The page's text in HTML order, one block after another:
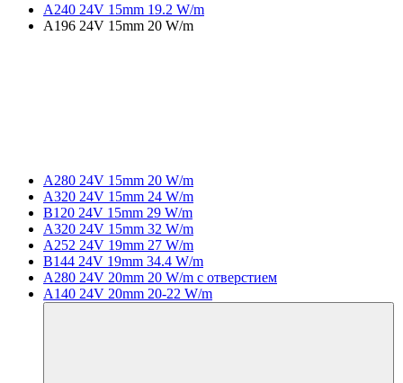
A240 24V 15mm 19.2 W/m
A196 24V 15mm 20 W/m
A280 24V 15mm 20 W/m
A320 24V 15mm 24 W/m
B120 24V 15mm 29 W/m
A320 24V 15mm 32 W/m
A252 24V 19mm 27 W/m
B144 24V 19mm 34.4 W/m
A280 24V 20mm 20 W/m с отверстием
A140 24V 20mm 20-22 W/m